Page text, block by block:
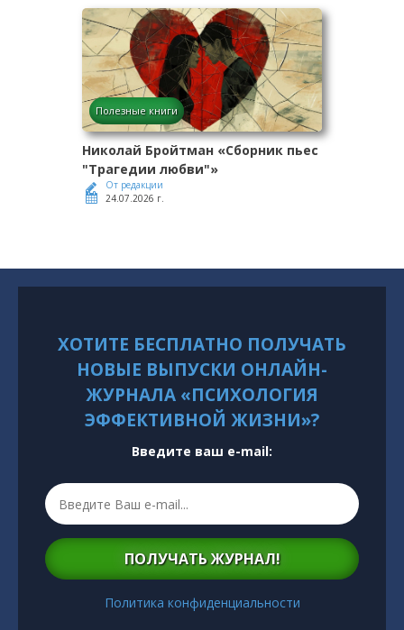
Полезные книги
Николай Бройтман «Сборник пьес
"Трагедии любви"»
От редакции
24.07.2026 г.
ХОТИТЕ БЕСПЛАТНО ПОЛУЧАТЬ
НОВЫЕ ВЫПУСКИ ОНЛАЙН-
ЖУРНАЛА «ПСИХОЛОГИЯ
ЭФФЕКТИВНОЙ ЖИЗНИ»?
Введите ваш e-mail:
ПОЛУЧАТЬ ЖУРНАЛ!
Политика конфиденциальности